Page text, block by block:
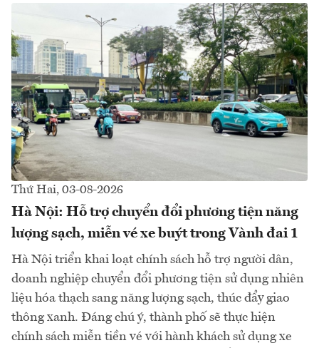
Thứ Hai, 03-08-2026
Hà Nội: Hỗ trợ chuyển đổi phương tiện năng
lượng sạch, miễn vé xe buýt trong Vành đai 1
Hà Nội triển khai loạt chính sách hỗ trợ người dân,
doanh nghiệp chuyển đổi phương tiện sử dụng nhiên
liệu hóa thạch sang năng lượng sạch, thúc đẩy giao
thông xanh. Đáng chú ý, thành phố sẽ thực hiện
chính sách miễn tiền vé với hành khách sử dụng xe